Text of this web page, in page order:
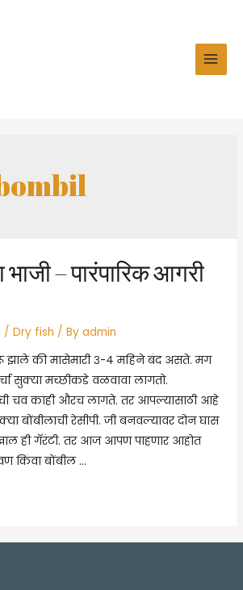
भाजी – पारंपारिक आगरी
/Dry fish / Byadmin
झाले की मासेमारी ३-४ महिने बंद असते. मग
सुक्या मच्छीकडे वळवावा लागतो.
चव काही औरच लागते. तर आपल्यासाठी आहे
बोंबीलाची रेसीपी. जी बनवल्यावर दोन घास
ही गॅरंटी. तर आज आपण पाहणार आहोत
किंवा बोंबील …